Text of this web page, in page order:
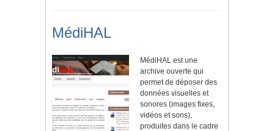
MédiHAL
MédiHAL est une
archive ouverte qui
permet de déposer des
données visuelles et
sonores (images fixes,
vidéos et sons),
produites dans le cadre